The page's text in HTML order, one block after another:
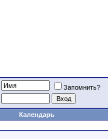
Запомнить?
Календарь